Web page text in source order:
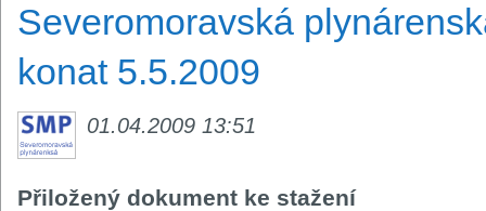
Severomoravská
konat 5.5.2009
01.04.2009 13:51
Přiložený dokument ke stažení